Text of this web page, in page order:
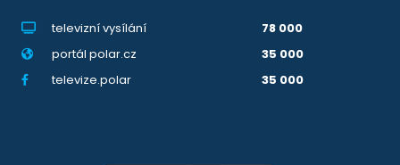
televizní vysílání
78 000
portál polar.cz
35 000
televize.polar
35 000